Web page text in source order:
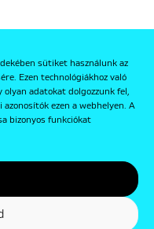
sütiket használunk az
Ezen technológiákhoz való
olyan adatokat dolgozzunk fel,
ezen a webhelyen. A
bizonyos funkciókat